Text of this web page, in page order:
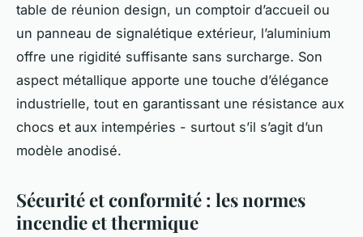
table de réunion design, un comptoir d’accueil ou
un panneau de signalétique extérieur, l’aluminium
offre une rigidité suffisante sans surcharge. Son
aspect métallique apporte une touche d’élégance
industrielle, tout en garantissant une résistance aux
chocs et aux intempéries - surtout s’il s’agit d’un
modèle anodisé.
Sécurité et conformité : les normes
incendie et thermique